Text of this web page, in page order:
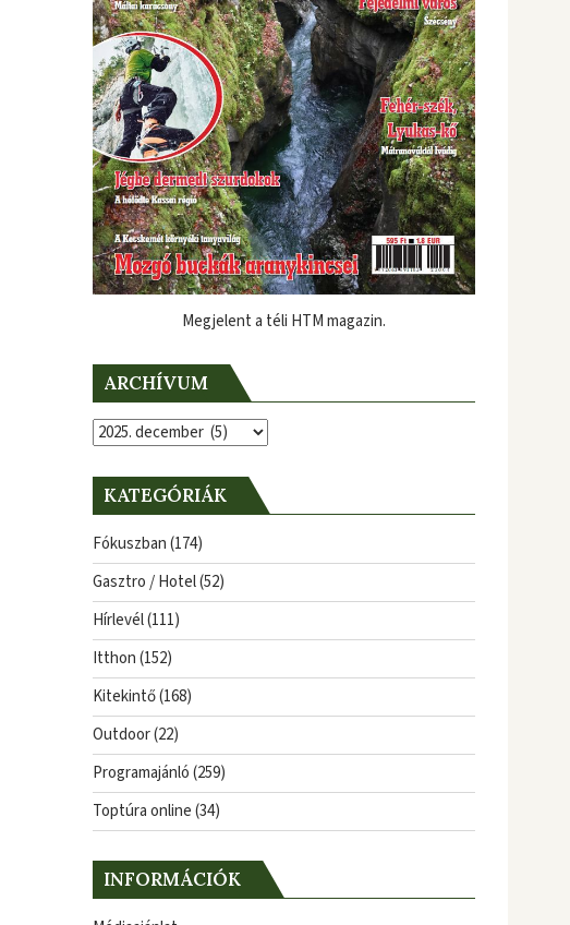
Megjelent a téli HTM magazin.
ARCHÍVUM
Archívum
KATEGÓRIÁK
Fókuszban(174)
Gasztro / Hotel(52)
Hírlevél(111)
Itthon(152)
Kitekintő(168)
Outdoor(22)
Programajánló(259)
Toptúra online(34)
INFORMÁCIÓK